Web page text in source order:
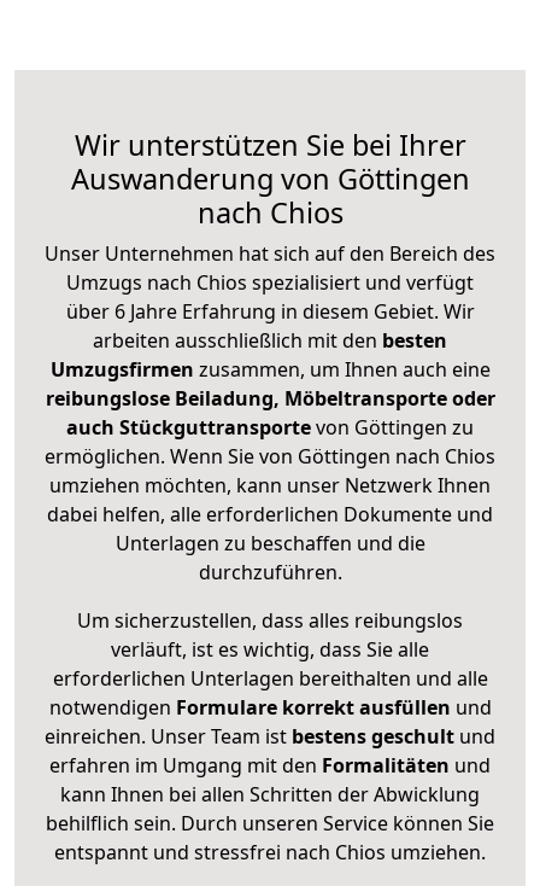
Wir unterstützen Sie bei Ihrer
Auswanderung von Göttingen
nach Chios
Unser Unternehmen hat sich auf den Bereich des
Umzugs nach Chios spezialisiert und verfügt
über 6 Jahre Erfahrung in diesem Gebiet. Wir
arbeiten ausschließlich mit den besten
Umzugsfirmen zusammen, um Ihnen auch eine
reibungslose Beiladung, Möbeltransporte oder
auch Stückguttransportevon Göttingen zu
ermöglichen. Wenn Sie von Göttingen nach Chios
umziehen möchten, kann unser Netzwerk Ihnen
dabei helfen, alle erforderlichen Dokumente und
Unterlagen zu beschaffen und die
durchzuführen.
Um sicherzustellen, dass alles reibungslos
verläuft, ist es wichtig, dass Sie alle
erforderlichen Unterlagen bereithalten und alle
notwendigen Formulare korrekt ausfüllen und
einreichen. Unser Team ist bestens geschult und
erfahren im Umgang mit den Formalitäten und
kann Ihnen bei allen Schritten der Abwicklung
behilflich sein. Durch unseren Service können Sie
entspannt und stressfrei nach Chios umziehen.